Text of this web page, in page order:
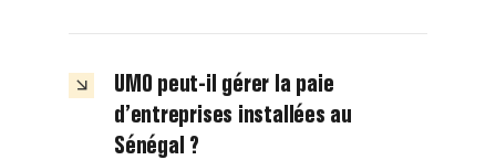
UMO peut-il gérer la paie
d’entreprises installées au
Sénégal ?